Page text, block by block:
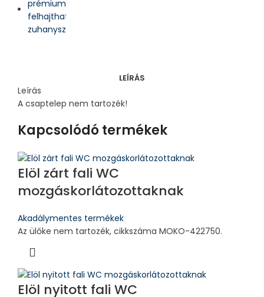
LEÍRÁS
Leírás
A csaptelep nem tartozék!
Kapcsolódó termékek
Elöl zárt fali WC
mozgáskorlátozottaknak
Akadálymentes termékek
Az ülőke nem tartozék, cikkszáma MOKO-422750.
Elöl nyitott fali WC